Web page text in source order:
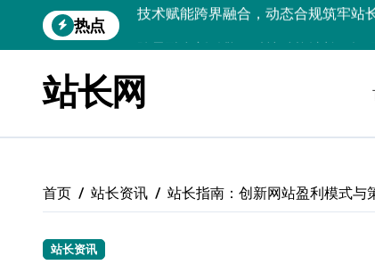
到
热点
跨界融合新引擎：科技赋能站长，智
技术赋能小程序动态速递：跨界融合
科技赋能跨界融合：后端资源动态优
零码跨界术：站长资源合规风控的科
站长网
首页 站长资讯 站长指南：创新网站盈利模式与
站长资讯